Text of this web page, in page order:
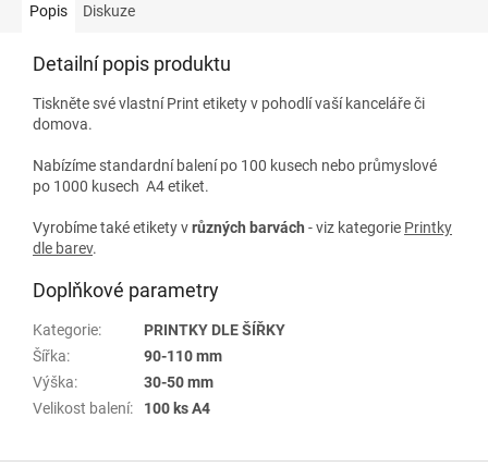
Popis Diskuze
Detailní popis produktu
Tiskněte své vlastní Print etikety v pohodlí vaší kanceláře či
domova.
Nabízíme standardní balení po 100 kusech nebo průmyslové
po 1000 kusech A4 etiket.
Vyrobíme také etikety vrůzných barvách - viz kategorie Printky
dle barev.
Doplňkové parametry
Kategorie:
PRINTKY DLE ŠÍŘKY
Šířka:
90-110 mm
Výška:
30-50 mm
Velikost balení: 100 ks A4